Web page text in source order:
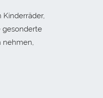
gesonderte
nehmen,